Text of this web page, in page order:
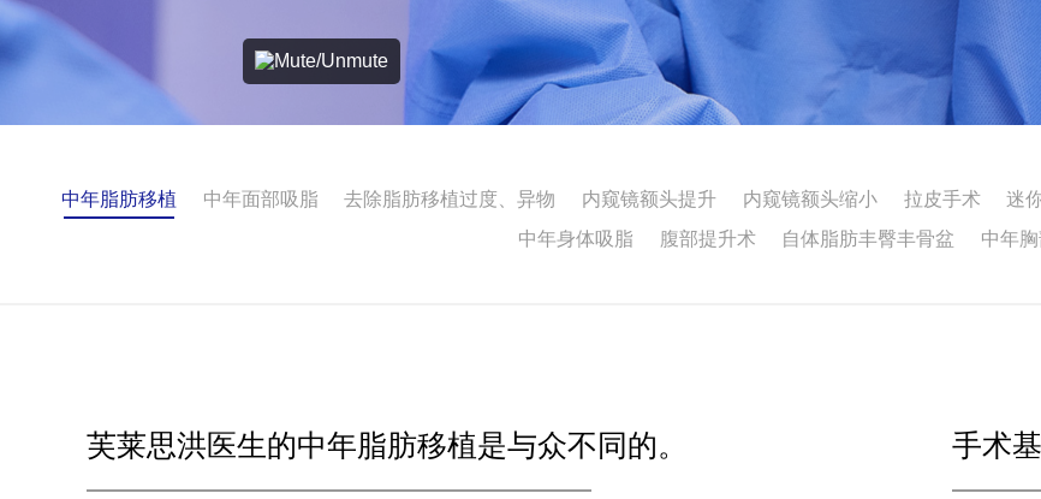
中年脂肪移植 中年面部吸脂 去除脂肪移植过度、异物 内窥镜额头提升 内窥镜额头缩小 拉皮手术 迷
中年身体吸脂
腹部提升术 自体脂肪丰臀丰骨盆 中年
芙莱思洪医生的中年脂肪移植是与众不同的。 手术